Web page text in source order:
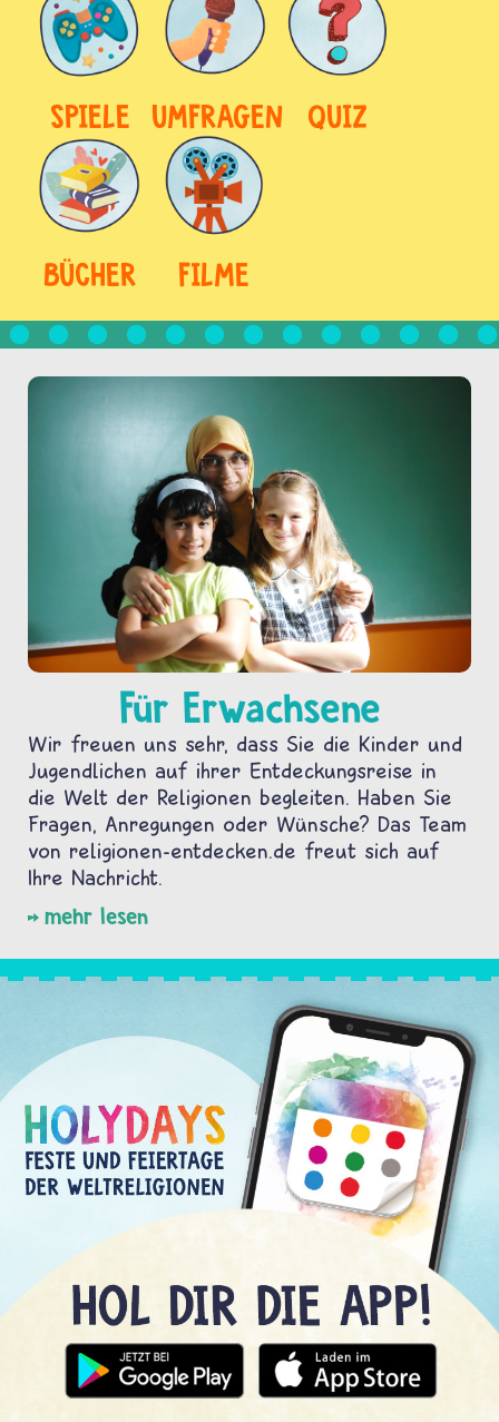
SPIELE UMFRAGEN QUIZ
BÜCHER FILME
Für Erwachsene
Wir freuen uns sehr, dass Sie die Kinder und
Jugendlichen auf ihrer Entdeckungsreise in
die Welt der Religionen begleiten. Haben Sie
Fragen, Anregungen oder Wünsche? Das Team
von religionen-entdecken.de freut sich auf
Ihre Nachricht.
mehr lesen